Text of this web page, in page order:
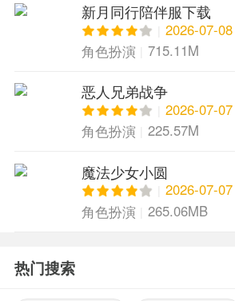
新月同行陪伴服下载
2026-07-08
角色扮演
715.11M
恶人兄弟战争
2026-07-07
角色扮演
225.57M
魔法少女小圆
2026-07-07
角色扮演
265.06MB
热门搜索